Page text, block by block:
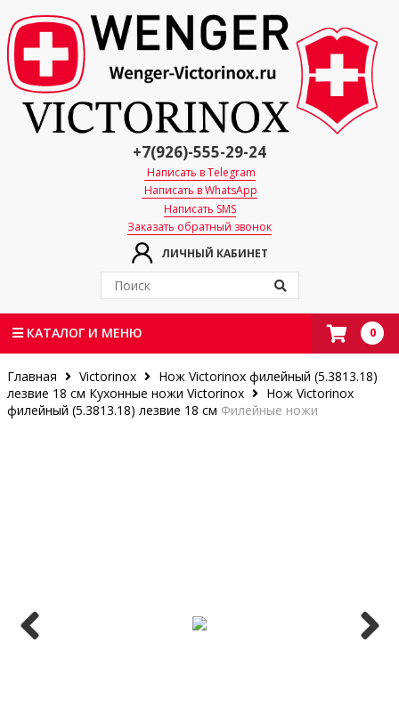
ЛИЧНЫЙ КАБИНЕТ
+7(926)-555-29-24
Написать в Telegram
Написать в WhatsApp
Написать SMS
Заказать обратный звонок
КАТАЛОГ И МЕНЮ 0
Главная Victorinox
Нож Victorinox филейный (5.3813.18)
лезвие 18 см Кухонные ножи Victorinox
Нож Victorinox
филейный (5.3813.18) лезвие 18 см Филейные ножи